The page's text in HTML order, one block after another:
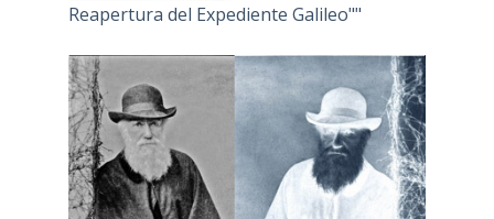
Reapertura del Expediente Galileo""